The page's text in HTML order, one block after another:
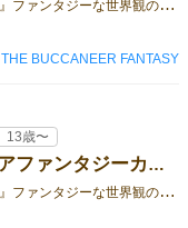
THE BUCCANEER FANTASY
[【新作】バッカニアファンタジーカードゲーム 闇光スターターデッキ]
『
戦略と計算、直感と判断』ファンタジーな世界観の対戦型本格的トレーディングカードゲームの登場です！
13歳〜